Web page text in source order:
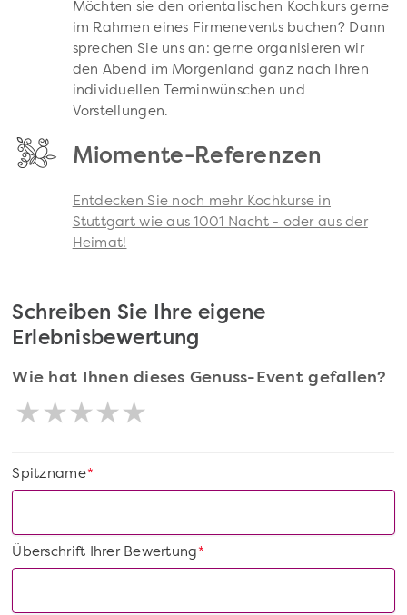
Möchten sie den orientalischen Kochkurs gerne
im Rahmen eines Firmenevents buchen? Dann
sprechen Sie uns an: gerne organisieren wir
den Abend im Morgenland ganz nach Ihren
individuellen Terminwünschen und
Vorstellungen.
Miomente-Referenzen
Entdecken Sie noch mehr Kochkurse in
Stuttgart wie aus 1001 Nacht - oder aus der
Heimat!
Schreiben Sie Ihre eigene
Erlebnisbewertung
Wie hat Ihnen dieses Genuss-Event gefallen?
*
Spitzname
*
Überschrift Ihrer Bewertung